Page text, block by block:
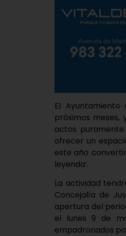
El
próximos meses,
actos
ofrecer un
este año
leyenda’.
La actividad
Concejalía de
apertura del
el lunes 9 de
empadronados